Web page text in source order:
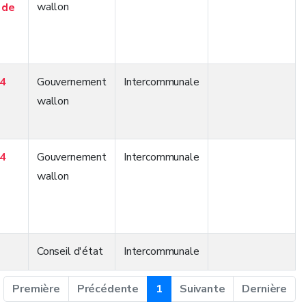
wallon
Gouvernement
wallon
Intercommunale
Gouvernement
wallon
Intercommunale
Conseil d'état Intercommunale
Première Précédente 1 Suivante Dernière